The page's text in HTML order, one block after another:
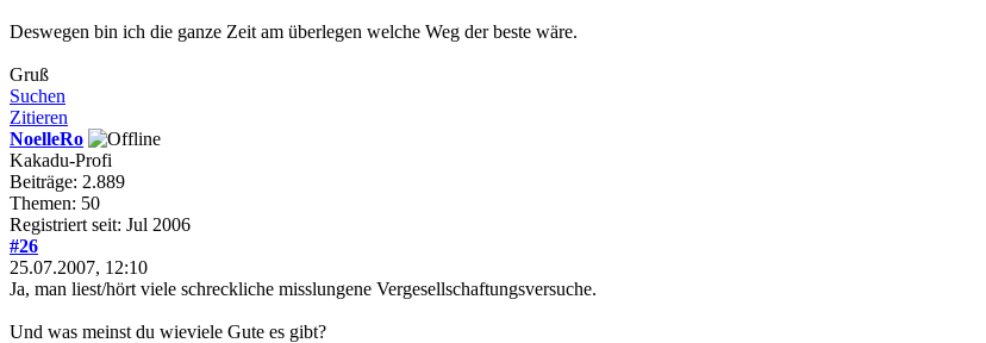
Deswegen bin ich die ganze Zeit am überlegen welche Weg der beste wäre.
Gruß
Suchen
Zitieren
NoelleRo
Kakadu-Profi
Beiträge: 2.889
Themen: 50
Registriert seit: Jul 2006
#26
25.07.2007, 12:10
Ja, man liest/hört viele schreckliche misslungene Vergesellschaftungsversuche.
Und was meinst du wieviele Gute es gibt?